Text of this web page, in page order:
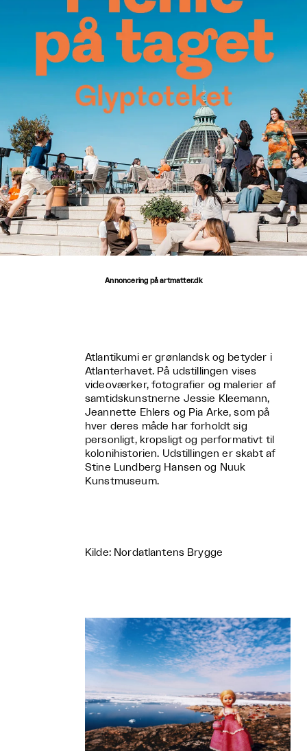
Annoncering på artmatter.dk
Atlantikumi er grønlandsk og betyder i
Atlanterhavet. På udstillingen vises
videoværker, fotografier og malerier af
samtidskunstnerne Jessie Kleemann,
Jeannette Ehlers og Pia Arke, som på
hver deres måde har forholdt sig
personligt, kropsligt og performativt til
kolonihistorien. Udstillingen er skabt af
Stine Lundberg Hansen og Nuuk
Kunstmuseum.
Kilde: Nordatlantens Brygge